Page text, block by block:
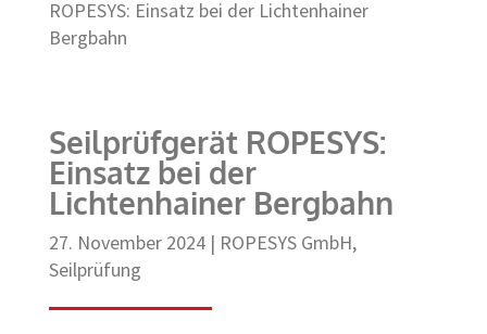
ROPESYS: Einsatz bei der Lichtenhainer
Bergbahn
Seilprüfgerät ROPESYS:
Einsatz bei der
Lichtenhainer Bergbahn
27. November 2024| ROPESYS GmbH,
Seilprüfung